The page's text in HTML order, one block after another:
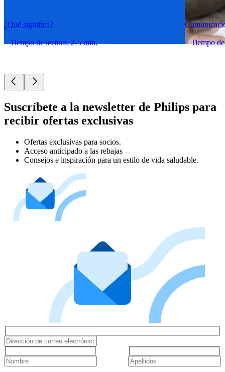
¿Qué significa?
Tiempo de lectura: 2-5 min. Tiempo
Suscríbete a la newsletter de Philips para
recibir ofertas exclusivas
Ofertas exclusivas para socios.
Acceso anticipado a las rebajas
Consejos e inspiración para un estilo de vida saludable.